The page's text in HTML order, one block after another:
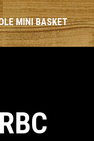
MINI BASKET